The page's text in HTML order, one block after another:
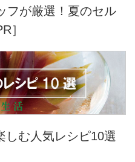
フが厳選！夏のセル
］
む人気レシピ10選